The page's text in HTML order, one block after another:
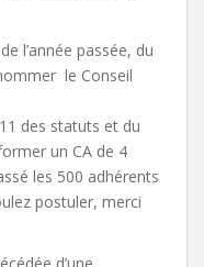
l’année passée, du
le Conseil
des statuts et du
un CA de 4
les 500 adhérents
postuler, merci